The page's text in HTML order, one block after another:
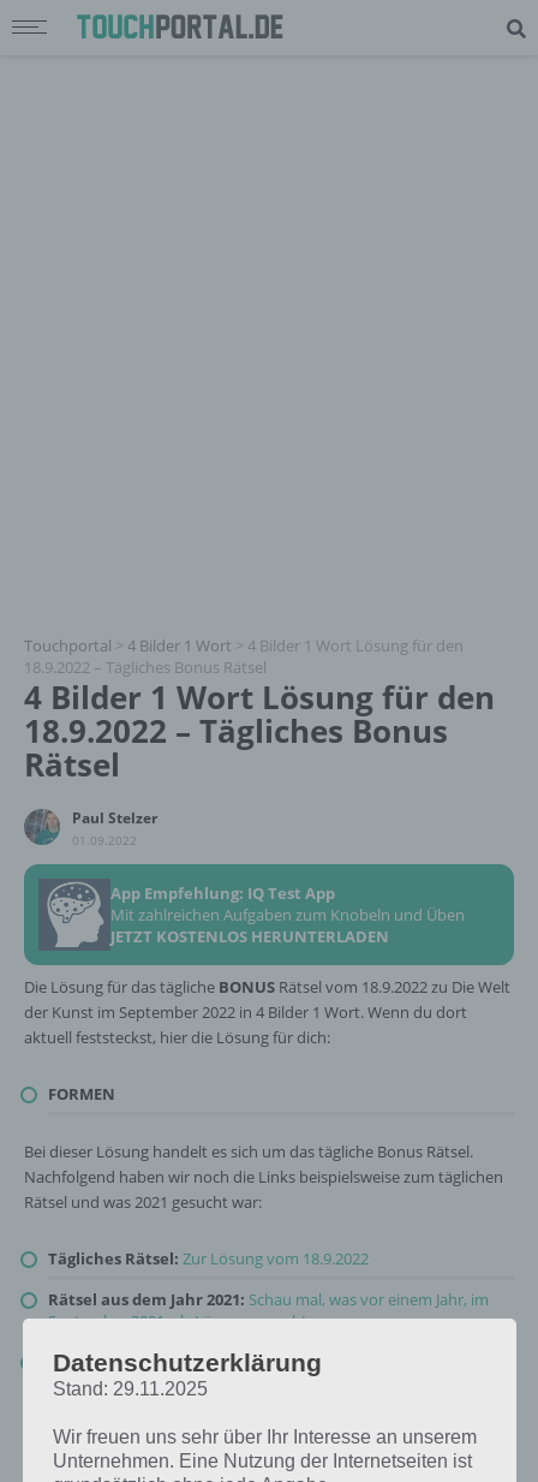
Touchportal > 4 Bilder 1 Wort > 4 Bilder 1 Wort Lösung für den
18.9.2022 – Tägliches Bonus Rätsel
4 Bilder 1 Wort Lösung für den
18.9.2022 – Tägliches Bonus
Rätsel
Paul Stelzer
01.09.2022
App Empfehlung: IQ Test App
Mit zahlreichen Aufgaben zum Knobeln und Üben
JETZT KOSTENLOS HERUNTERLADEN
Die Lösung für das tägliche BONUS Rätsel vom 18.9.2022 zu Die Welt
der Kunst im September 2022 in 4 Bilder 1 Wort. Wenn du dort
aktuell feststeckst, hier die Lösung für dich:
FORMEN
Bei dieser Lösung handelt es sich um das tägliche Bonus Rätsel.
Nachfolgend haben wir noch die Links beispielsweise zum täglichen
Rätsel und was 2021 gesucht war:
Tägliches Rätsel: Zur Lösung vom 18.9.2022
Rätsel aus dem Jahr 2021: Schau mal, was vor einem Jahr, im
September 2021, als Lösung gesucht war
Zur Übersicht :4 Bilder 1 Wort Lösungen zu Die Welt der Kunst
im September 2022!
Datenschutzerklärung
Stand: 29.11.2025
Wir freuen uns sehr über Ihr Interesse an unserem
Unternehmen. Eine Nutzung der Internetseiten ist